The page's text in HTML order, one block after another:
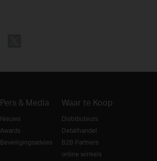
Pers & Media
Nieuws
Awards
Beveiligingsadvies
Waar te Koop
Distributeurs
Detailhandel
B2B Partners
online winkels